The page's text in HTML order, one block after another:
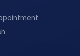
·